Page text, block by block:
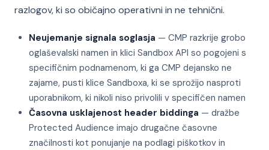
razlogov, ki so običajno operativni in ne tehnični.
Neujemanje signala soglasja — CMP razkrije grobo
oglaševalski namen in klici Sandbox API so pogojeni s
specifičnim podnamenom, ki ga CMP dejansko ne
zajame, pusti klice Sandboxa, ki se sprožijo nasproti
uporabnikom, ki nikoli niso privolili v specifičen namen
Časovna usklajenost header biddinga — dražbe
Protected Audience imajo drugačne časovne
značilnosti kot ponujanje na podlagi piškotkov in